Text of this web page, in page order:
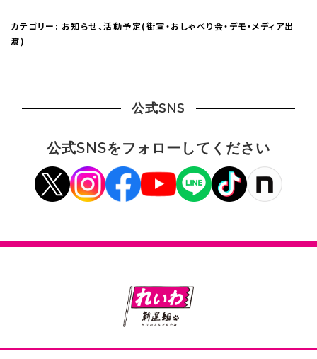
カテゴリー: お知らせ、活動予定(街宣・おしゃべり会・デモ・メディア出
演)
公式SNS
公式SNSをフォローしてください